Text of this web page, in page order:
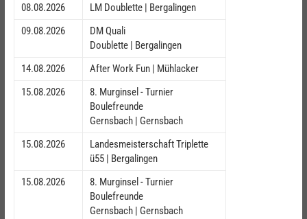
08.08.2026
LM Doublette | Bergalingen
09.08.2026
DM Quali
Doublette | Bergalingen
14.08.2026
After Work Fun | Mühlacker
15.08.2026
8. Murginsel - Turnier
Boulefreunde
Gernsbach | Gernsbach
15.08.2026
Landesmeisterschaft Triplette
ü55 | Bergalingen
15.08.2026
8. Murginsel - Turnier
Boulefreunde
Gernsbach | Gernsbach